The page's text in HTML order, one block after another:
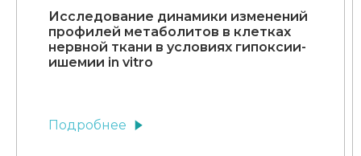
Исследование динамики изменений
профилей метаболитов в клетках
нервной ткани в условиях гипоксии-
ишемии in vitro
Подробнее